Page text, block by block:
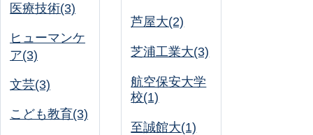
医療技術(3)
ヒューマンケ
ア(3)
文芸(3)
こども教育(3)
芦屋大(2)
芝浦工業大(3)
航空保安大学
校(1)
至誠館大(1)